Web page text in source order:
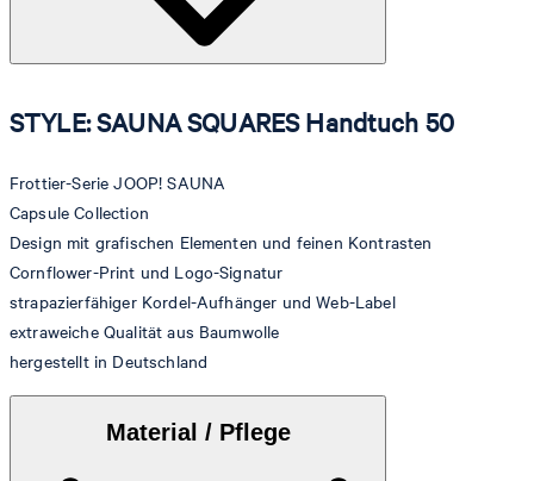
STYLE: SAUNA SQUARES Handtuch 50
Frottier-Serie JOOP! SAUNA
Capsule Collection
Design mit grafischen Elementen und feinen Kontrasten
Cornflower-Print und Logo-Signatur
strapazierfähiger Kordel-Aufhänger und Web-Label
extraweiche Qualität aus Baumwolle
hergestellt in Deutschland
Material / Pflege